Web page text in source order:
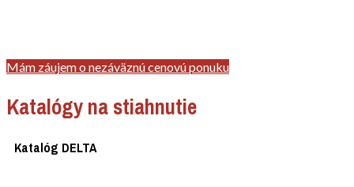
Mám záujem o nezáväznú cenovú ponuku
Katalógy na stiahnutie
Katalóg DELTA